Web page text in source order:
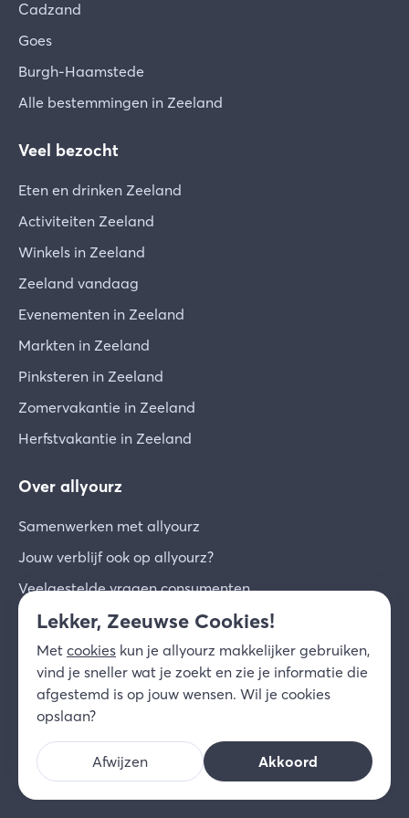
Cadzand
Goes
Burgh-Haamstede
Alle bestemmingen in Zeeland
Veel bezocht
Eten en drinken Zeeland
Activiteiten Zeeland
Winkels in Zeeland
Zeeland vandaag
Evenementen in Zeeland
Markten in Zeeland
Pinksteren in Zeeland
Zomervakantie in Zeeland
Herfstvakantie in Zeeland
Over allyourz
Samenwerken met allyourz
Jouw verblijf ook op allyourz?
Veelgestelde vragen consumenten
Veelgestelde vragen ondernemers
Inloggen ondernemers
Community voor ondernemers
Inschrijven voor de nieuwsbrief
Over ons
Contact
Lekker, Zeeuwse Cookies!
Met cookies kun je allyourz makkelijker gebruiken,
vind je sneller wat je zoekt en zie je informatie die
afgestemd is op jouw wensen. Wil je cookies
opslaan?
Afwijzen Akkoord